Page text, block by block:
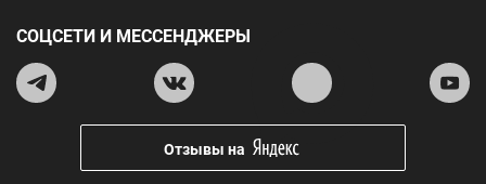
СОЦСЕТИ И МЕССЕНДЖЕРЫ
Отзывы на